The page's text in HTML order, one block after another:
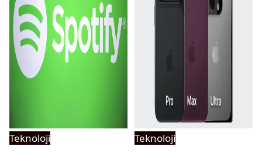
Teknoloji
Teknoloji